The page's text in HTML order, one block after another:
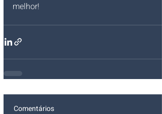
melhor!
Comentários